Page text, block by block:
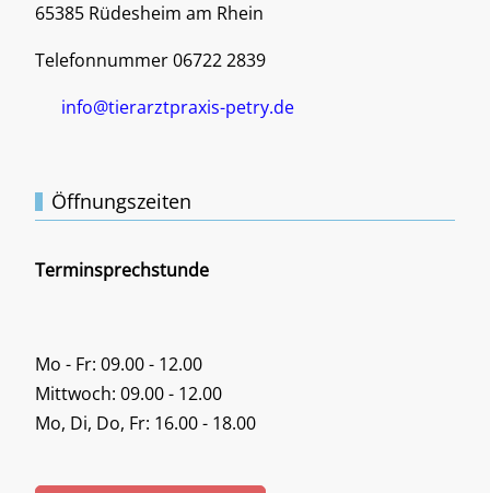
65385 Rüdesheim am Rhein
Telefonnummer 06722 2839
info@tierarztpraxis-petry.de
Öffnungszeiten
Terminsprechstunde
Mo - Fr: 09.00 - 12.00
Mittwoch: 09.00 - 12.00
Mo, Di, Do, Fr: 16.00 - 18.00